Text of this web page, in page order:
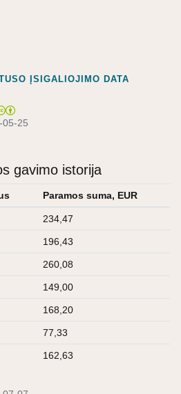
ĮSIGALIOJIMO DATA
05-25
gavimo istorija
Paramos suma, EUR
234,47
196,43
260,08
149,00
168,20
77,33
162,63